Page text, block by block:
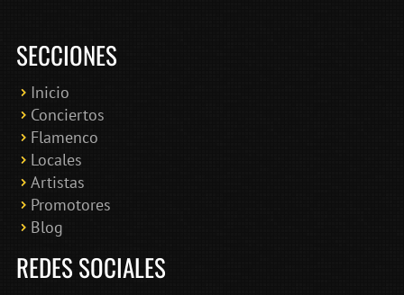
SECCIONES
Inicio
Conciertos
Flamenco
Locales
Artistas
Promotores
Blog
REDES SOCIALES